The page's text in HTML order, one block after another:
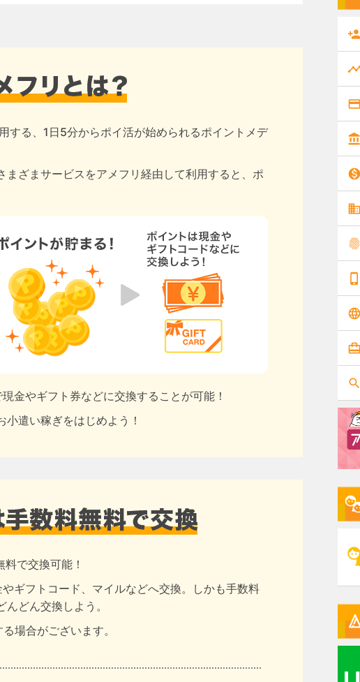
する、1日5分からポイ活が始められるポイントメデ
まざまサービスをアメフリ経由して利用すると、ポ
金やギフト券などに交換することが可能！
遣い稼ぎをはじめよう！
で交換可能！
ギフトコード、マイルなどへ交換。しかも手数料
どん交換しよう。
場合がございます。